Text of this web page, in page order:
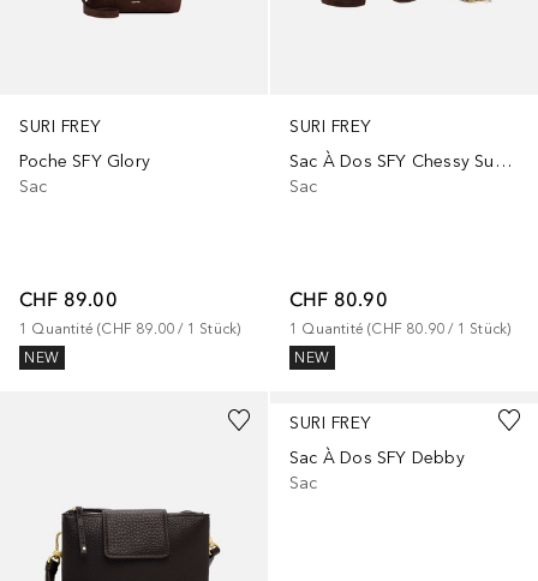
SURI FREY
Poche SFY Glory
Sac
CHF 89.00
1 Quantité (CHF 89.00 / 1 Stück)
NEW
SURI FREY
Sac À Dos SFY Chessy Suede
Sac
CHF 80.90
1 Quantité (CHF 80.90 / 1 Stück)
NEW
SURI FREY
Sac À Dos SFY Debby
Sac